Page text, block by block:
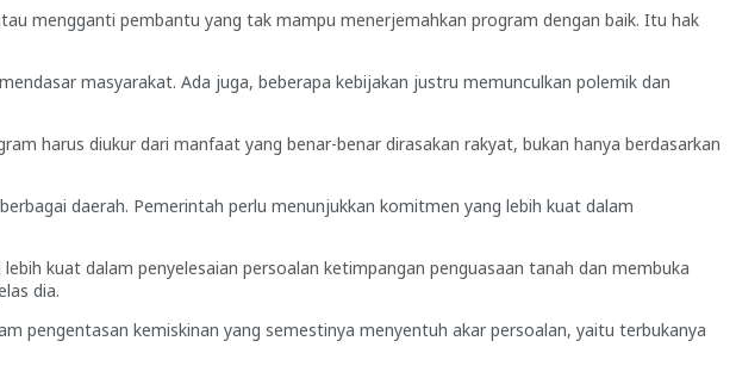
mengganti pembantu yang tak mampu menerjemahkan program dengan baik. Itu hak
masyarakat. Ada juga, beberapa kebijakan justru memunculkan polemik dan
harus diukur dari manfaat yang benar-benar dirasakan rakyat, bukan hanya berdasarkan
daerah. Pemerintah perlu menunjukkan komitmen yang lebih kuat dalam
kuat dalam penyelesaian persoalan ketimpangan penguasaan tanah dan membuka
dia.
pengentasan kemiskinan yang semestinya menyentuh akar persoalan, yaitu terbukanya